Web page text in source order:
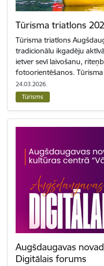
Tūrisma triatlons
Tūrisma triatlons
tradicionālu ikgadēju
ietver sevī laivošanu,
fotoorientēšanos.
24.03.2026.
Tūrisms
Augšdaugavas
Digitālais forums